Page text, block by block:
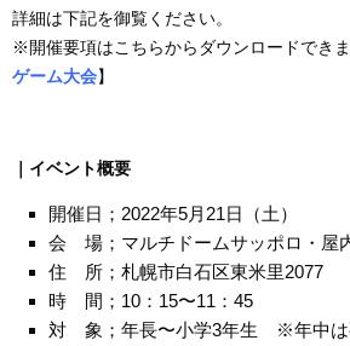
詳細は下記を御覧ください。
※開催要項はこちらからダウンロードでき
ゲーム大会】
｜イベント概要
開催日；2022年5月21日（土）
会 場；マルチドームサッポロ・屋
住 所；札幌市白石区東米里2077
時 間；10：15〜11：45
対 象；年長〜小学3年生 ※年中は